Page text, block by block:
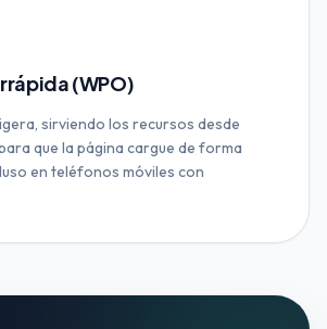
(WPO)
sirviendo los recursos desde
que la página cargue de forma
en teléfonos móviles con